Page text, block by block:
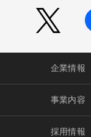
企業情報
事業内容
採用情報